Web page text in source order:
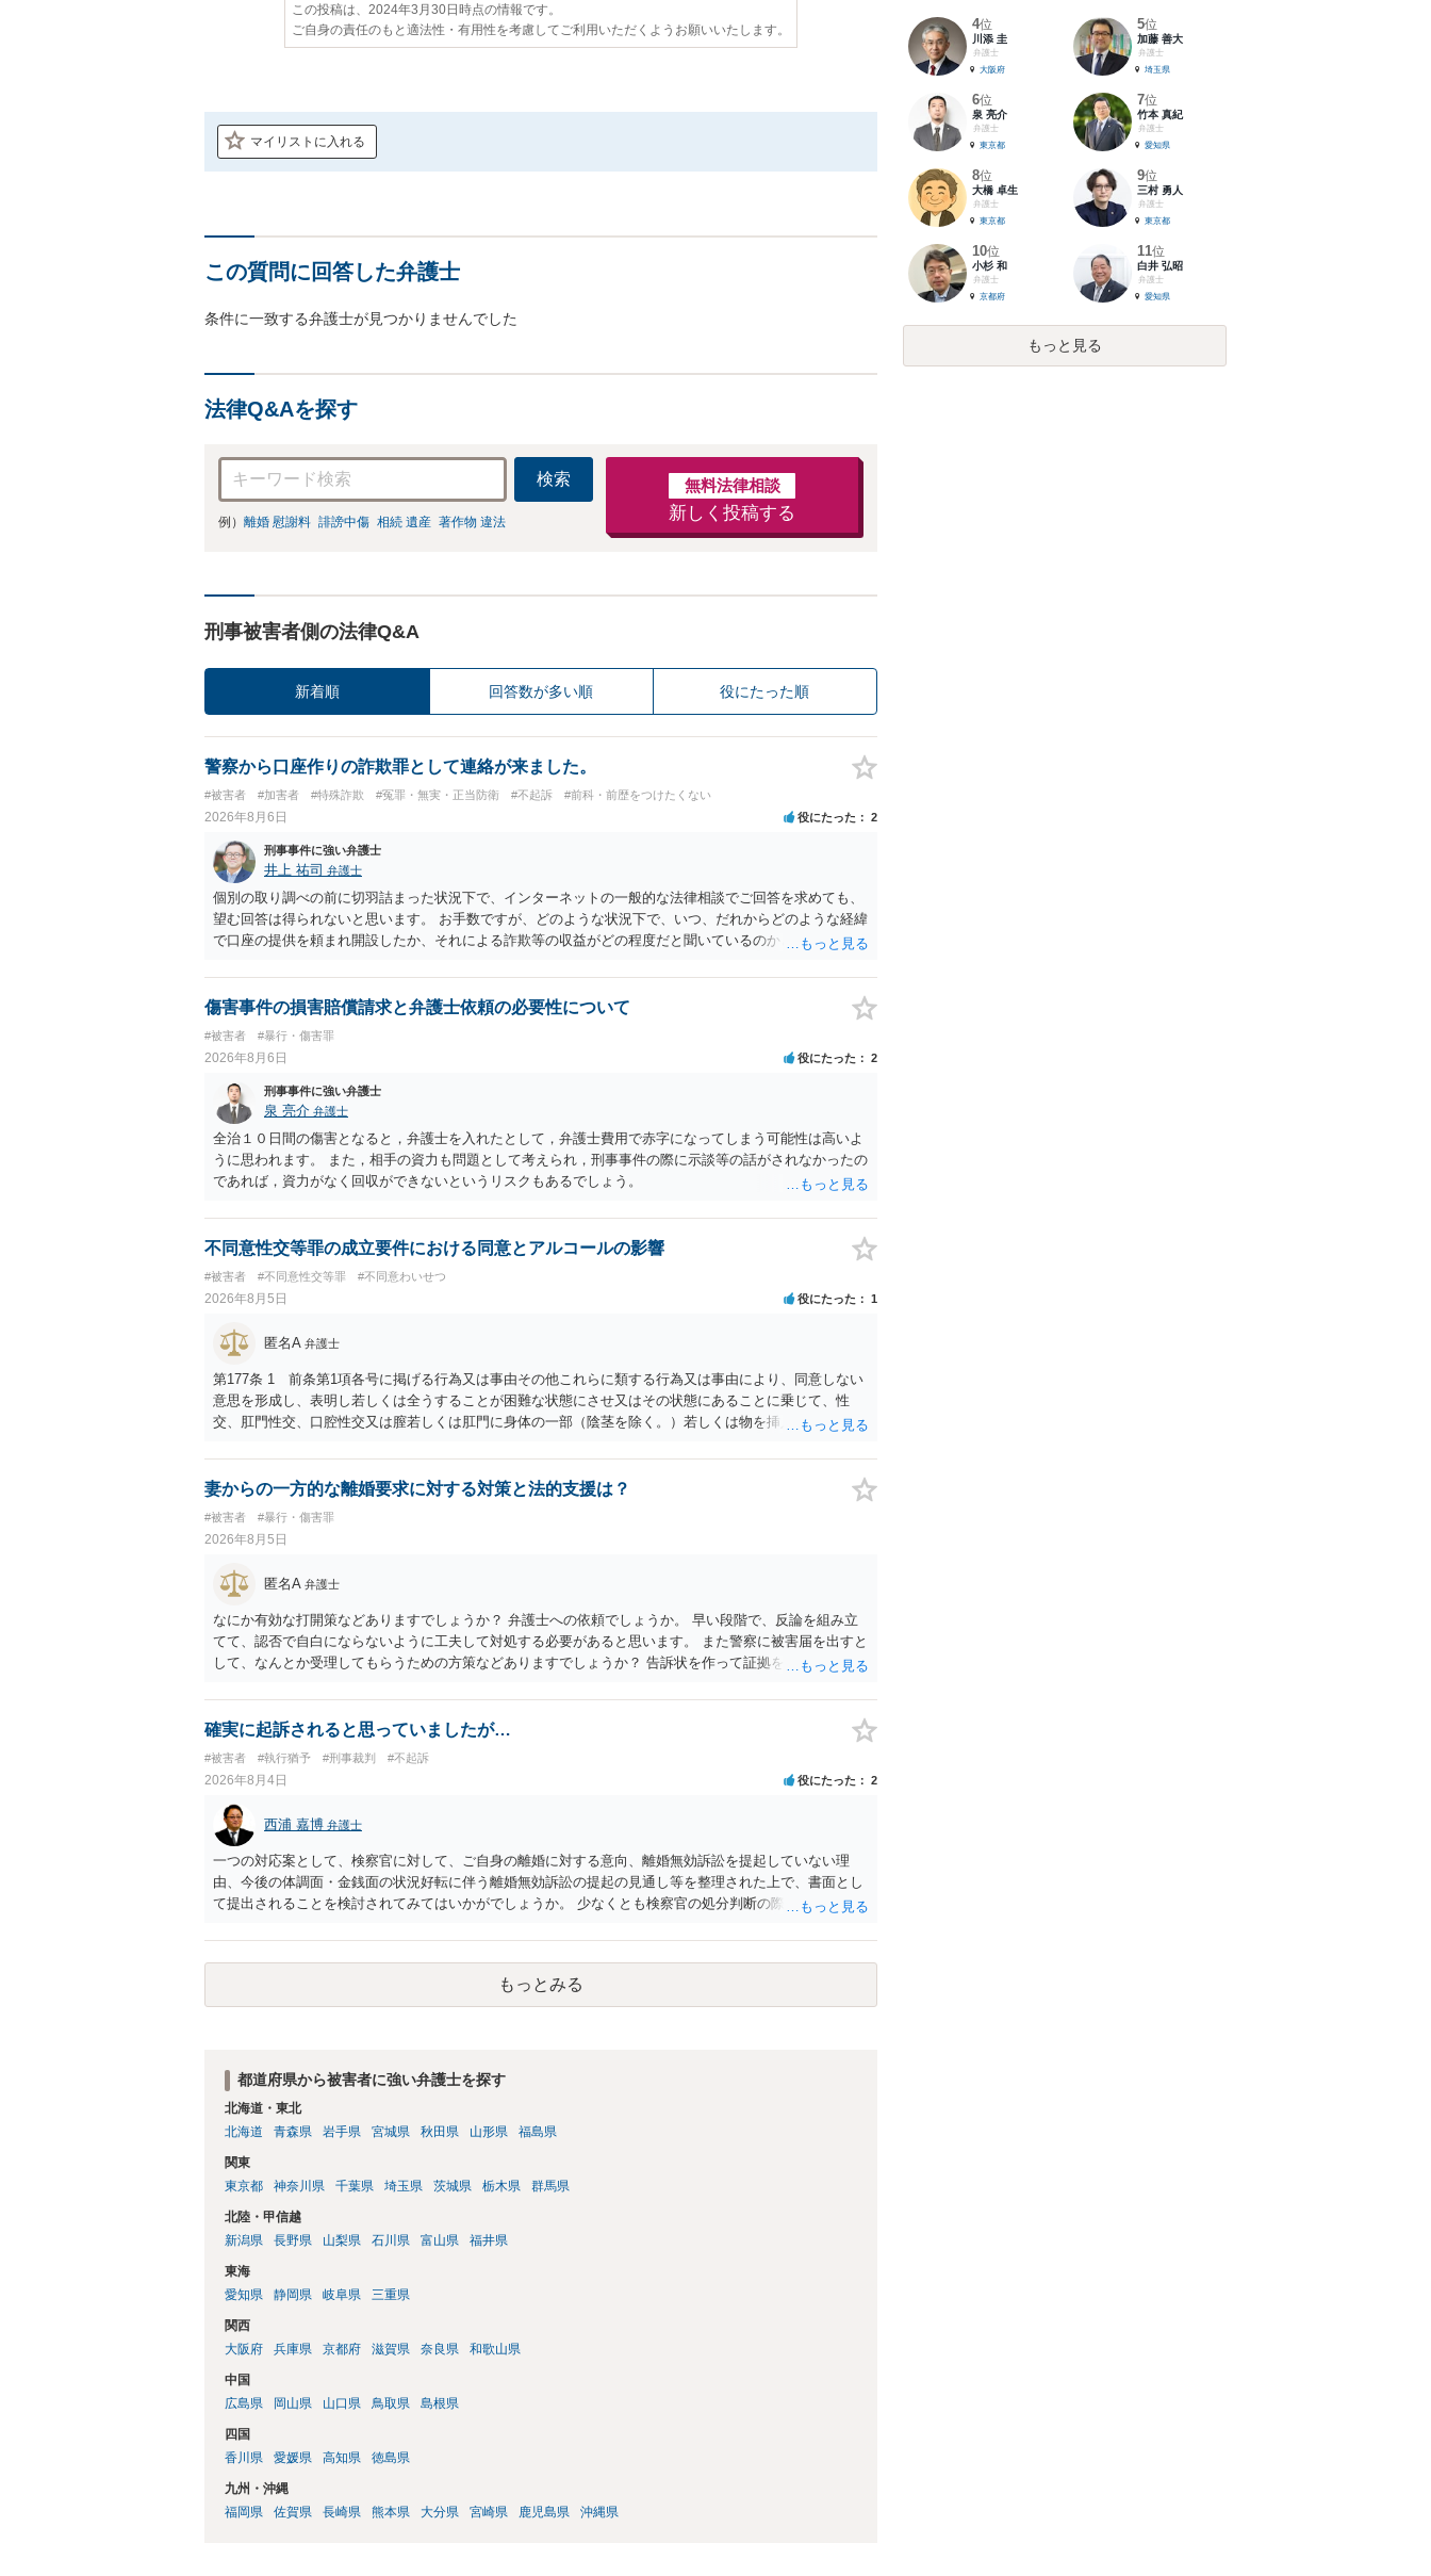
この投稿は、2024年3月30日時点の情報です。
ご自身の責任のもと適法性・有用性を考慮してご利用いただくようお願いいたします。
マイリストに入れる
この質問に回答した弁護士
条件に一致する弁護士が見つかりませんでした
法律Q&Aを探す
検索
例） 離婚 慰謝料 誹謗中傷 相続 遺産 著作物 違法
無料法律相談
新しく投稿する
刑事被害者側の法律Q&A
新着順 回答数が多い順 役にたった順
警察から口座作りの詐欺罪として連絡が来ました。
#被害者 #加害者 #特殊詐欺 #冤罪・無実・正当防衛 #不起訴 #前科・前歴をつけたくない
2026年8月6日 役にたった 2
刑事事件に強い弁護士
井上 祐司 弁護士
個別の取り調べの前に切羽詰まった状況下で、インターネットの一般的な法律相談でご回答を求めても、
望む回答は得られないと思います。 お手数ですが、どのような状況下で、いつ、だれからどのような経緯
で口座の提供を頼まれ開設したか、それによる詐欺等の収益がどの程度だと聞いているのかということに
でいえば、任意取り調べの場合、ＩＣレコーダーを持参して取り調べ内容を録音することは必須だと考え
ます。
傷害事件の損害賠償請求と弁護士依頼の必要性について
#被害者 #暴行・傷害罪
2026年8月6日 役にたった 2
刑事事件に強い弁護士
泉 亮介 弁護士
全治１０日間の傷害となると，弁護士を入れたとして，弁護士費用で赤字になってしまう可能性は高いよ
うに思われます。 また，相手の資力も問題として考えられ，刑事事件の際に示談等の話がされなかったの
であれば，資力がなく回収ができないというリスクもあるでしょう。
不同意性交等罪の成立要件における同意とアルコールの影響
#被害者 #不同意性交等罪 #不同意わいせつ
2026年8月5日 役にたった 1
匿名A 弁護士
第177条 1 前条第1項各号に掲げる行為又は事由その他これらに類する行為又は事由により、同意しない
意思を形成し、表明し若しくは全うすることが困難な状態にさせ又はその状態にあることに乗じて、性
交、肛門性交、口腔性交又は膣若しくは肛門に身体の一部（陰茎を除く。）若しくは物を挿入する行為で
係の有無にかかわらず、5年以上の有期拘禁刑に処する。 第176条 1次に掲げる行為又は事由その他これら
に類する行為又は事由により、同意しない意思を形成し、表明し若しくは全うすることが困難な状態にさ
上10年以下の拘禁刑に処する。 ③アルコール若しくは薬物を摂取させること又はそれらの影響があるこ
と。 以上の通りですから、アルコール摂取だけでなく、「同意しない意思を形成し、表明し若しくは全う
することが困難な状態」であることが必要です。
妻からの一方的な離婚要求に対する対策と法的支援は？
#被害者 #暴行・傷害罪
2026年8月5日
匿名A 弁護士
なにか有効な打開策などありますでしょうか？ 弁護士への依頼でしょうか。 早い段階で、反論を組み立
てて、認否で自白にならないように工夫して対処する必要があると思います。 また警察に被害届を出すと
して、なんとか受理してもらうための方策などありますでしょうか？ 告訴状を作って証拠をそろえて出す
確実に起訴されると思っていましたが…
#被害者 #執行猶予 #刑事裁判 #不起訴
2026年8月4日 役にたった 2
西浦 嘉博 弁護士
一つの対応案として、検察官に対して、ご自身の離婚に対する意向、離婚無効訴訟を提起していない理
由、今後の体調面・金銭面の状況好転に伴う離婚無効訴訟の提起の見通し等を整理された上で、書面とし
て提出されることを検討されてみてはいかがでしょうか。 少なくとも検察官の処分判断の際、相談者さん
合、最寄りの法律事務所での相談を検討ください
もっとみる
都道府県から被害者に強い弁護士を探す
北海道・東北
北海道
青森県 岩手県 宮城県 秋田県 山形県 福島県
関東
東京都
神奈川県 千葉県 埼玉県 茨城県 栃木県 群馬県
北陸・甲信越
新潟県
長野県 山梨県 石川県 富山県 福井県
東海
愛知県
静岡県 岐阜県 三重県
関西
大阪府
兵庫県 京都府 滋賀県 奈良県 和歌山県
中国
広島県
岡山県 山口県 鳥取県 島根県
四国
香川県
愛媛県 高知県 徳島県
九州・沖縄
福岡県
佐賀県 長崎県 熊本県 大分県 宮崎県 鹿児島県 沖縄県
4位
川添 圭
弁護士
大阪府
5位
加藤 善大
弁護士
埼玉県
6位
泉 亮介
弁護士
東京都
7位
竹本 真紀
弁護士
愛知県
8位
大橋 卓生
弁護士
東京都
9位
三村 勇人
弁護士
東京都
10位
小杉 和
弁護士
京都府
11位
白井 弘昭
弁護士
愛知県
もっと見る